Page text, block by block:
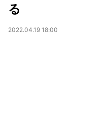
る
2022.04.19 18:00